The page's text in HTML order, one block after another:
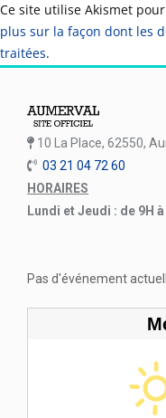
Ce site utilise Akismet
plus sur la façon dont les
traitées.
10 La Place, 62550,
03 21 04 72 60
HORAIRES
Lundi et Jeudi : de 9H
Pas d'événement